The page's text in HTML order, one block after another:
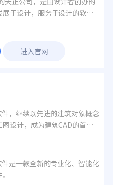
展于设计，服务于设计的软件
提供全面解决方案的高新技
进入官网
，继续以先进的建筑对象概念
图设计，成为建筑CAD的首选
是一款全新的专业化、智能化